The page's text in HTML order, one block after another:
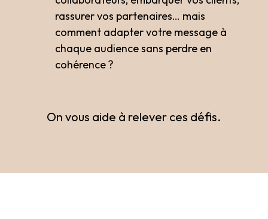
rassurer vos partenaires… mais
comment adapter votre message à
chaque audience sans perdre en
cohérence ?
On vous aide à relever ces défis.